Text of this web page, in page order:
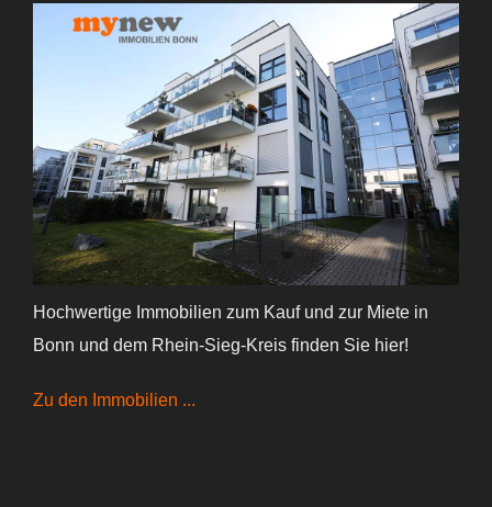
Hochwertige Immobilien zum Kauf und zur Miete in
Bonn und dem Rhein-Sieg-Kreis finden Sie hier!
Zu den Immobilien ...